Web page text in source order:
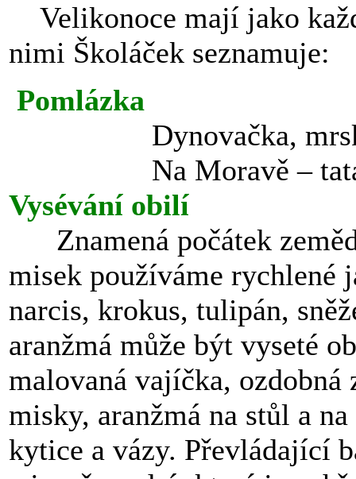
Velikonoce mají jako
nimi Školáček seznamuje:
Pomlázka
Dynovačka,
Na Moravě – tatary,
Vysévání obilí
Znamená počátek
misek používáme rychlené
narcis, krokus, tulipán,
aranžmá může být vyseté
malovaná vajíčka, ozdobná
misky, aranžmá na stůl a
kytice a vázy. Převládající